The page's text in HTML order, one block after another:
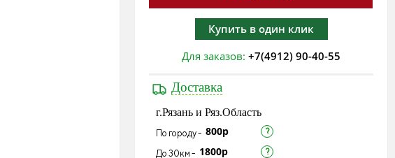
Купить в один клик
Для заказов:+7(4912) 90-40-55
Доставка
г.Рязань и Ряз.Область
По городу - 800р
До 30км - 1800р